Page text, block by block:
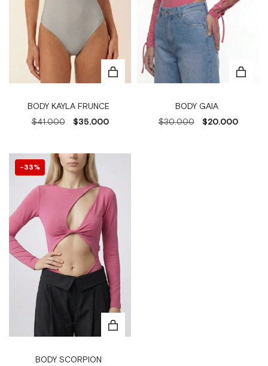
BODY KAYLA FRUNCE
$41.000
$35.000
BODY GAIA
$30.000
$20.000
33%
BODY SCORPION